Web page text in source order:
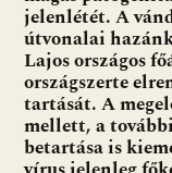
jelenlétét. A
útvonalai
Lajos országos
országszerte
tartását. A
mellett, a
betartása is